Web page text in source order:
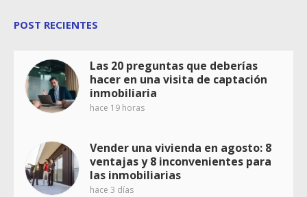
POST RECIENTES
Las 20 preguntas que deberías
hacer en una visita de captación
inmobiliaria
hace 19 horas
Vender una vivienda en agosto: 8
ventajas y 8 inconvenientes para
las inmobiliarias
hace 3 días